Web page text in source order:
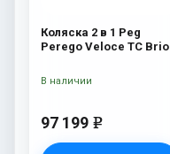
Коляска 2 в 1 Peg
Perego Veloce TC Brio
97 199 e
В наличии